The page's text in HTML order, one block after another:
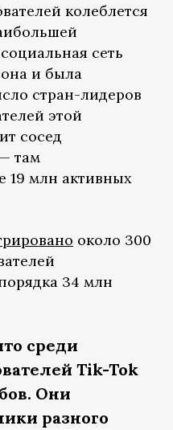
колеблется
сеть
она и была
стран-лидеров
этой
сосед
там
19 млн активных
около 300
34 млн
среди
Tik-Tok
Они
разного